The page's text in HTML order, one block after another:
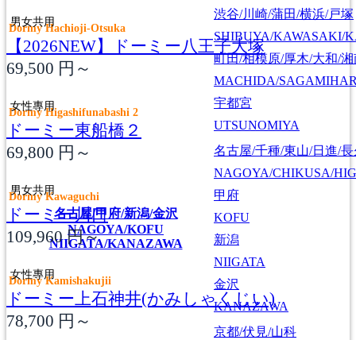
渋谷/川崎/蒲田/横浜/戸塚
SHIBUYA/KAWASAKI/
町田/相模原/厚木/大和/湘
MACHIDA/
宇都宮
UTSUNOMIYA
名古屋/甲府/新潟/金沢
NAGOYA/KOFU
NIIGATA/KANAZAWA
名古屋/千種/東山/日進/
NAGOYA/CHIKUSA/
甲府
KOFU
新潟
NIIGATA
金沢
KANAZAWA
京都/伏見/山科
男女共用
Dormy Hachioji-Otsuka
【2026NEW】ドーミー八王子大塚
69,500 円～
女性專用
Dormy Higashifunabashi 2
ドーミー東船橋２
69,800 円～
男女共用
Dormy Kawaguchi
ドーミー川口
109,960円～
女性專用
Dormy Kamishakujii
ドーミー上石神井(かみしゃくじい)
78,700 円～